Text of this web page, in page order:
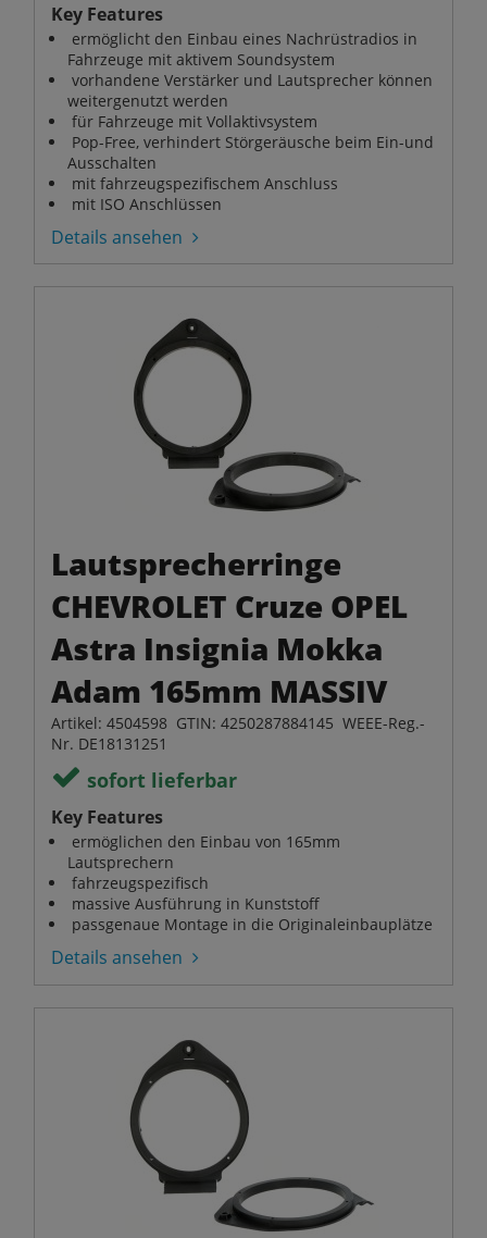
Key Features
ermöglicht den Einbau eines Nachrüstradios in
Fahrzeuge mit aktivem Soundsystem
vorhandene Verstärker und Lautsprecher können
weitergenutzt werden
für Fahrzeuge mit Vollaktivsystem
Pop-Free, verhindert Störgeräusche beim Ein-und
Ausschalten
mit fahrzeugspezifischem Anschluss
mit ISO Anschlüssen
Details ansehen
Lautsprecherringe
CHEVROLET Cruze OPEL
Astra Insignia Mokka
Adam 165mm MASSIV
Artikel: 4504598 GTIN: 4250287884145 WEEE-Reg.-
Nr. DE18131251
sofort lieferbar
Key Features
ermöglichen den Einbau von 165mm
Lautsprechern
fahrzeugspezifisch
massive Ausführung in Kunststoff
passgenaue Montage in die Originaleinbauplätze
Details ansehen